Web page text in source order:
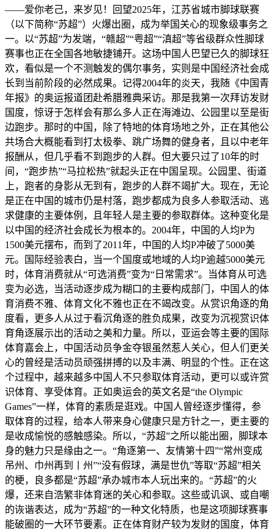
——爱你老己，来岁见！回望2025年，江苏省城市脚球联赛
（以下简称“苏超”）火爆出圈，成为举国关心的现象级事务之
一。以“苏超”为发端，“赣超”“粤超”“滇超”等省级群众性脚球
赛事也正在全国各地敏捷铺开。这场中国人巴望已久的脚球狂
欢，看似是一个不测触发的偶尔事务，实则是中国经济社会成
长到当前阶段的必然成果。记得2004年的炎天，我随《中国青
年报》的奥运报道团赴希腊雅典采访。那是我第一次拜访发财
国度，惊讶于怎样会有那么多人正在海滩边、公园里以至是街
边跑步。那时的中国，除了特地的体育场地之外，正在其他公
共场合大概能看到打太极拳、跳广场舞的健身者，且以中老年
报酬从，但几乎看不到跑步的人群。但大要只过了10年的时
间，“跑步热”“马拉松热”就起头正在中国呈现。公园里、街道
上，跑者的身影从无到有，跑步的人群不竭扩大。现在，无论
是正在中国的城市仍是村落，跑步都成为良多人参取活动、逃
求健康的主要体例，且年轻人是主要的参取群体。这种变化是
以中国的经济社会成长为根本的。2004年，中国的人均P为
1500美元摆布，而到了2011年，中国的人均P冲破了5000美
元。国际经验表白，当一个国度或地域的人均P逾越5000美元
时，体育消费就从“可选消费”变为“日常需求”。当体育从可选
变为必选，当活动逐步成为糊口的主要构成部门，中国人的体
育消费不雅、体育文化不雅也正在不竭改变。从赏识角逐的角
度看，更多人从过于看沉角逐的胜负成果，改变为沉视赏识体
育角逐展示出的活动之美和力量。所以，亚运会等主要的国际
体育嘉会上，中国活动员争金夺银虽然惹人关心，但人们更关
心的曾经是活动员顽强拼搏的以及丰满、明显的个性。正在这
个过程中，越来越多中国人不只参取体育活动，更可以或许赏
识体育、享受体育。正如奥运会的英文名是“the Olympic
Games”一样，体育的素质是逛戏。中国人曾经逐步懂得，参
取体育的过程，给本人带来身心健康只是方针之一，更主要的
是收成愉悦的感触感染。所以，“苏超”之所以能出圈，脚球本
身的魅力只是缘由之一。“角逐第一、友情第十四”“常州变成
吊州、巾州再到丨州”“没有假球，满是世仇”等取“苏超”相关
的梗，良多都是“苏超”承办城市本人玩出来的。“苏超”的火
爆，还来自浩繁非体育迷的关心和参取。这些或讥讽、或自嘲
的诙谐表达，成为“苏超”的一种文化特质，也是这项脚球赛事
能破圈的一大环节要素。正在体育财产较为发财的国度，体育